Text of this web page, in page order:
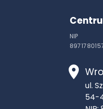
NIP
ul.
54-